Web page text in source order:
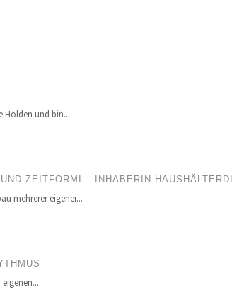
Holden und bin...
ZEITFORMI – INHABERIN
mehrerer eigener...